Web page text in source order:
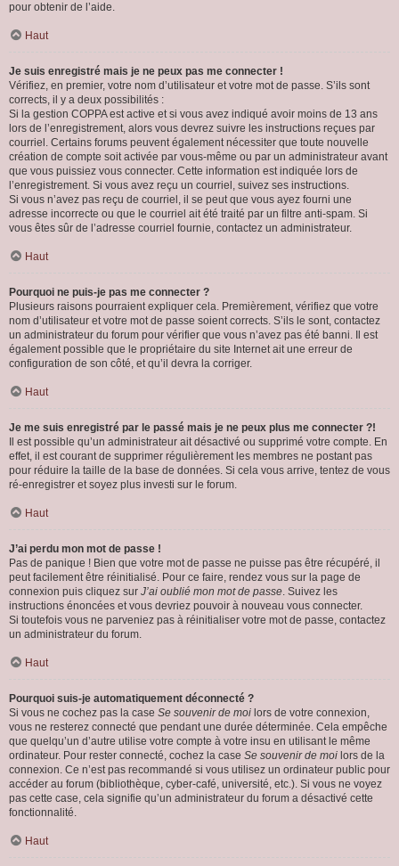
pour obtenir de l’aide.
Haut
Je suis enregistré mais je ne peux pas me connecter !
Vérifiez, en premier, votre nom d’utilisateur et votre mot de passe. S’ils sont
corrects, il y a deux possibilités :
Si la gestion COPPA est active et si vous avez indiqué avoir moins de 13 ans
lors de l’enregistrement, alors vous devrez suivre les instructions reçues par
courriel. Certains forums peuvent également nécessiter que toute nouvelle
création de compte soit activée par vous-même ou par un administrateur avant
que vous puissiez vous connecter. Cette information est indiquée lors de
l’enregistrement. Si vous avez reçu un courriel, suivez ses instructions.
Si vous n’avez pas reçu de courriel, il se peut que vous ayez fourni une
adresse incorrecte ou que le courriel ait été traité par un filtre anti-spam. Si
vous êtes sûr de l’adresse courriel fournie, contactez un administrateur.
Haut
Pourquoi ne puis-je pas me connecter ?
Plusieurs raisons pourraient expliquer cela. Premièrement, vérifiez que votre
nom d’utilisateur et votre mot de passe soient corrects. S’ils le sont, contactez
un administrateur du forum pour vérifier que vous n’avez pas été banni. Il est
également possible que le propriétaire du site Internet ait une erreur de
configuration de son côté, et qu’il devra la corriger.
Haut
Je me suis enregistré par le passé mais je ne peux plus me connecter ?!
Il est possible qu’un administrateur ait désactivé ou supprimé votre compte. En
effet, il est courant de supprimer régulièrement les membres ne postant pas
pour réduire la taille de la base de données. Si cela vous arrive, tentez de vous
ré-enregistrer et soyez plus investi sur le forum.
Haut
J’ai perdu mon mot de passe !
Pas de panique ! Bien que votre mot de passe ne puisse pas être récupéré, il
peut facilement être réinitialisé. Pour ce faire, rendez vous sur la page de
connexion puis cliquez sur J’ai oublié mon mot de passe. Suivez les
instructions énoncées et vous devriez pouvoir à nouveau vous connecter.
Si toutefois vous ne parveniez pas à réinitialiser votre mot de passe, contactez
un administrateur du forum.
Haut
Pourquoi suis-je automatiquement déconnecté ?
Si vous ne cochez pas la case Se souvenir de moi lors de votre connexion,
vous ne resterez connecté que pendant une durée déterminée. Cela empêche
que quelqu’un d’autre utilise votre compte à votre insu en utilisant le même
ordinateur. Pour rester connecté, cochez la case Se souvenir de moi lors de la
connexion. Ce n’est pas recommandé si vous utilisez un ordinateur public pour
accéder au forum (bibliothèque, cyber-café, université, etc.). Si vous ne voyez
pas cette case, cela signifie qu’un administrateur du forum a désactivé cette
fonctionnalité.
Haut